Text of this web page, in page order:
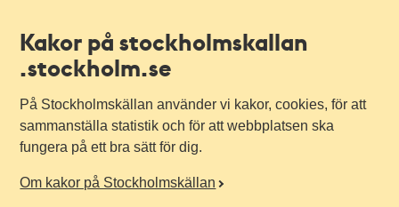
Kakor på stockholmskallan
.stockholm.se
På Stockholmskällan använder vi kakor, cookies, för att
sammanställa statistik och för att webbplatsen ska
fungera på ett bra sätt för dig.
Om kakor på Stockholmskällan